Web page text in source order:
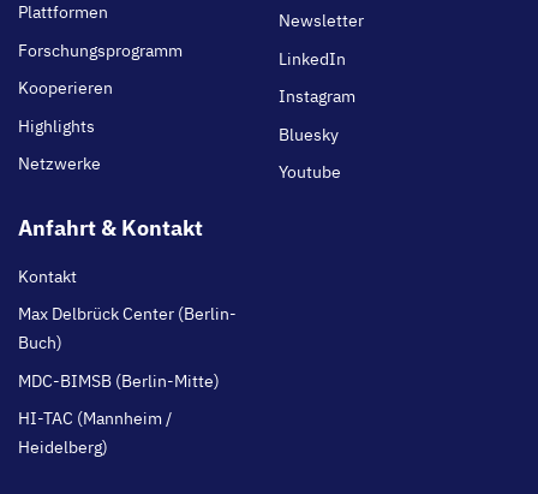
Plattformen
Forschungsprogramm
Kooperieren
Highlights
Netzwerke
Newsletter
LinkedIn
Instagram
Bluesky
Youtube
Anfahrt & Kontakt
Kontakt
Max Delbrück Center (Berlin-
Buch)
MDC-BIMSB (Berlin-Mitte)
HI-TAC (Mannheim /
Heidelberg)